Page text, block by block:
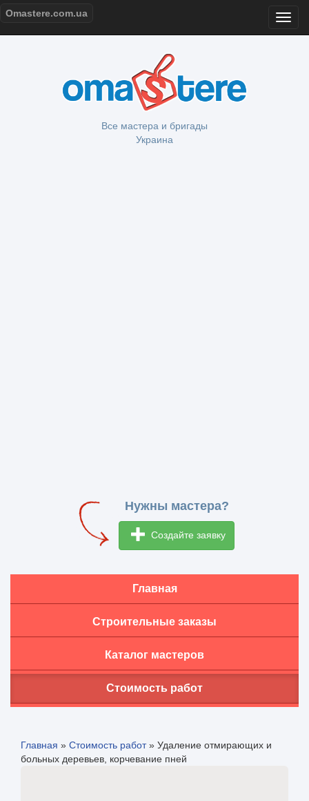
Omastere.com.ua
Все мастера и бригады
Украина
Нужны мастера?
Создайте заявку
Главная
Строительные заказы
Каталог мастеров
Стоимость работ
Главная » Стоимость работ» Удаление отмирающих и
больных деревьев, корчевание пней